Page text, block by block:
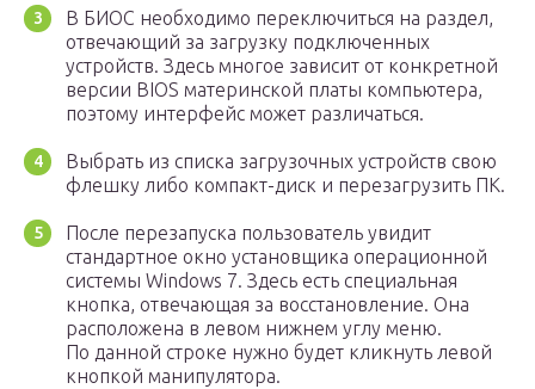
В БИОС необходимо переключиться на раздел,
отвечающий за загрузку подключенных
устройств. Здесь многое зависит от конкретной
версии BIOS материнской платы компьютера,
поэтому интерфейс может различаться.
Выбрать из списка загрузочных устройств свою
флешку либо компакт-диск и перезагрузить ПК.
После перезапуска пользователь увидит
стандартное окно установщика операционной
системы Windows 7. Здесь есть специальная
кнопка, отвечающая за восстановление. Она
расположена в левом нижнем углу меню.
По данной строке нужно будет кликнуть левой
кнопкой манипулятора.